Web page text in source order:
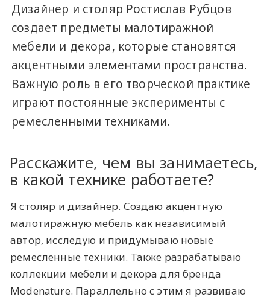
Дизайнер и столяр Ростислав Рубцов
создает предметы малотиражной
мебели и декора, которые становятся
акцентными элементами пространства.
Важную роль в его творческой практике
играют постоянные эксперименты с
ремесленными техниками.
Расскажите, чем вы занимаетесь,
в какой технике работаете?
Я столяр и дизайнер. Создаю акцентную
малотиражную мебель как независимый
автор, исследую и придумываю новые
ремесленные техники. Также разрабатываю
коллекции мебели и декора для бренда
Modenature. Параллельно с этим я развиваю